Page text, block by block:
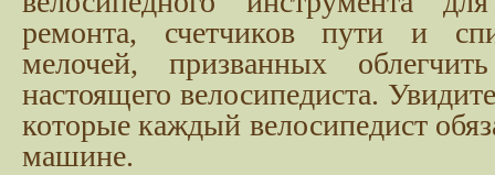
ремонта, счетчиков пути и
мелочей, призванных
настоящего велосипедиста.
которые каждый велосипедист
машине.